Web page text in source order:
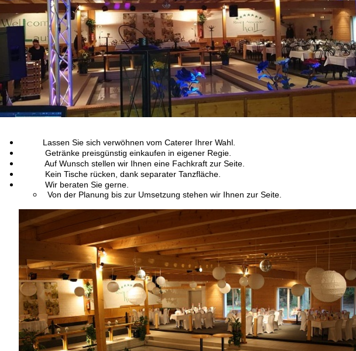
Lassen Sie sich verwöhnen vom Caterer Ihrer Wahl.
Getränke preisgünstig einkaufen in eigener Regie.
Auf Wunsch stellen wir Ihnen eine Fachkraft zur Seite.
Kein Tische rücken, dank separater Tanzfläche.
Wir beraten Sie gerne.
Von der Planung bis zur Umsetzung stehen wir Ihnen zur Seite.